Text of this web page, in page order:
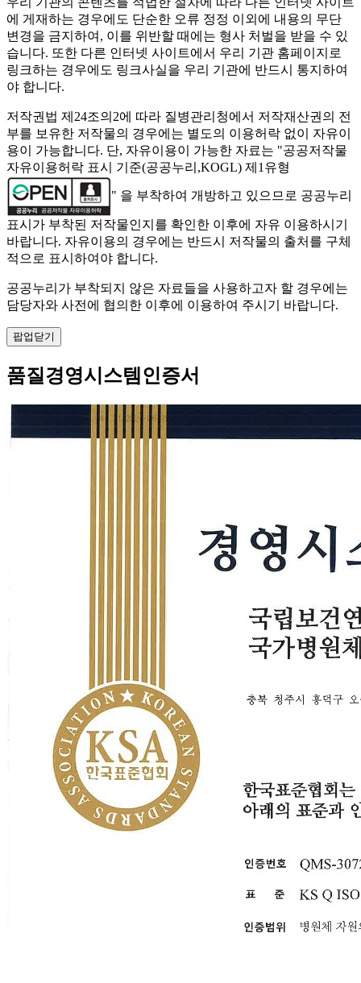
에 게재하는 경우에도 단순한 오류 정정 이외에 내용의 무단
변경을 금지하여, 이를 위반할 때에는 형사 처벌을 받을 수 있
습니다. 또한 다른 인터넷 사이트에서 우리 기관 홈페이지로
링크하는 경우에도 링크사실을 우리 기관에 반드시 통지하여
야 합니다.
저작권법 제24조의2에 따라 질병관리청에서 저작재산권의 전
부를 보유한 저작물의 경우에는 별도의 이용허락 없이 자유이
용이 가능합니다. 단, 자유이용이 가능한 자료는 "공공저작물
자유이용허락 표시 기준(공공누리,KOGL) 제1유형
" 을 부착하여 개방하고 있으므로 공공누리
표시가 부착된 저작물인지를 확인한 이후에 자유 이용하시기
바랍니다. 자유이용의 경우에는 반드시 저작물의 출처를 구체
적으로 표시하여야 합니다.
공공누리가 부착되지 않은 자료들을 사용하고자 할 경우에는
담당자와 사전에 협의한 이후에 이용하여 주시기 바랍니다.
팝업닫기
품질경영시스템인증서